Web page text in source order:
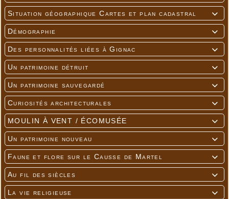

Situation géographique Cartes et plan cadastral

Démographie

Des personnalités liées à Gignac

Un patrimoine détruit

Un patrimoine sauvegardé

Curiosités architecturales

MOULIN À VENT / ÉCOMUSÉE

Un patrimoine nouveau

Faune et flore sur le Causse de Martel

Au fil des siècles

La vie religieuse